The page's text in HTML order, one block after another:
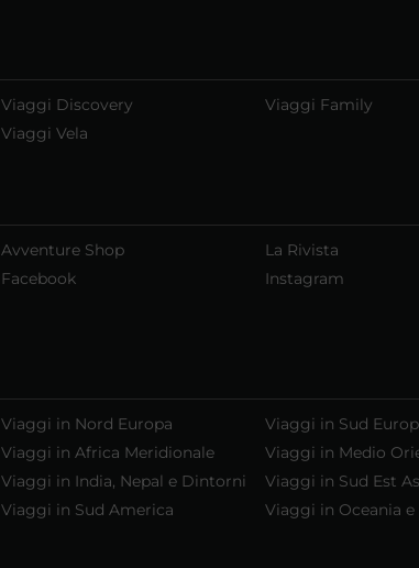
Viaggi Discovery Viaggi Family
Viaggi Vela
Avventure Shop La Rivista
Facebook Instagram
Viaggi in Nord Europa Viaggi in Sud
Viaggi in Africa Meridionale Viaggi in Medio
Viaggi in India, Nepal e Dintorni Viaggi in Sud Est
Viaggi in Sud America Viaggi in Oceania e